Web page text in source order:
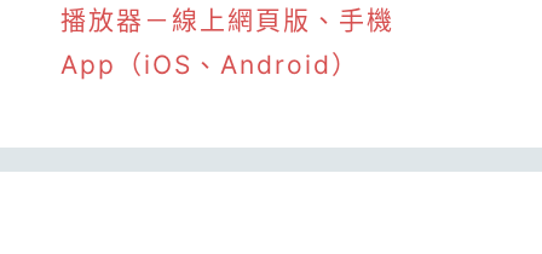
播放器－線上網頁版、手機
App（iOS、Android）